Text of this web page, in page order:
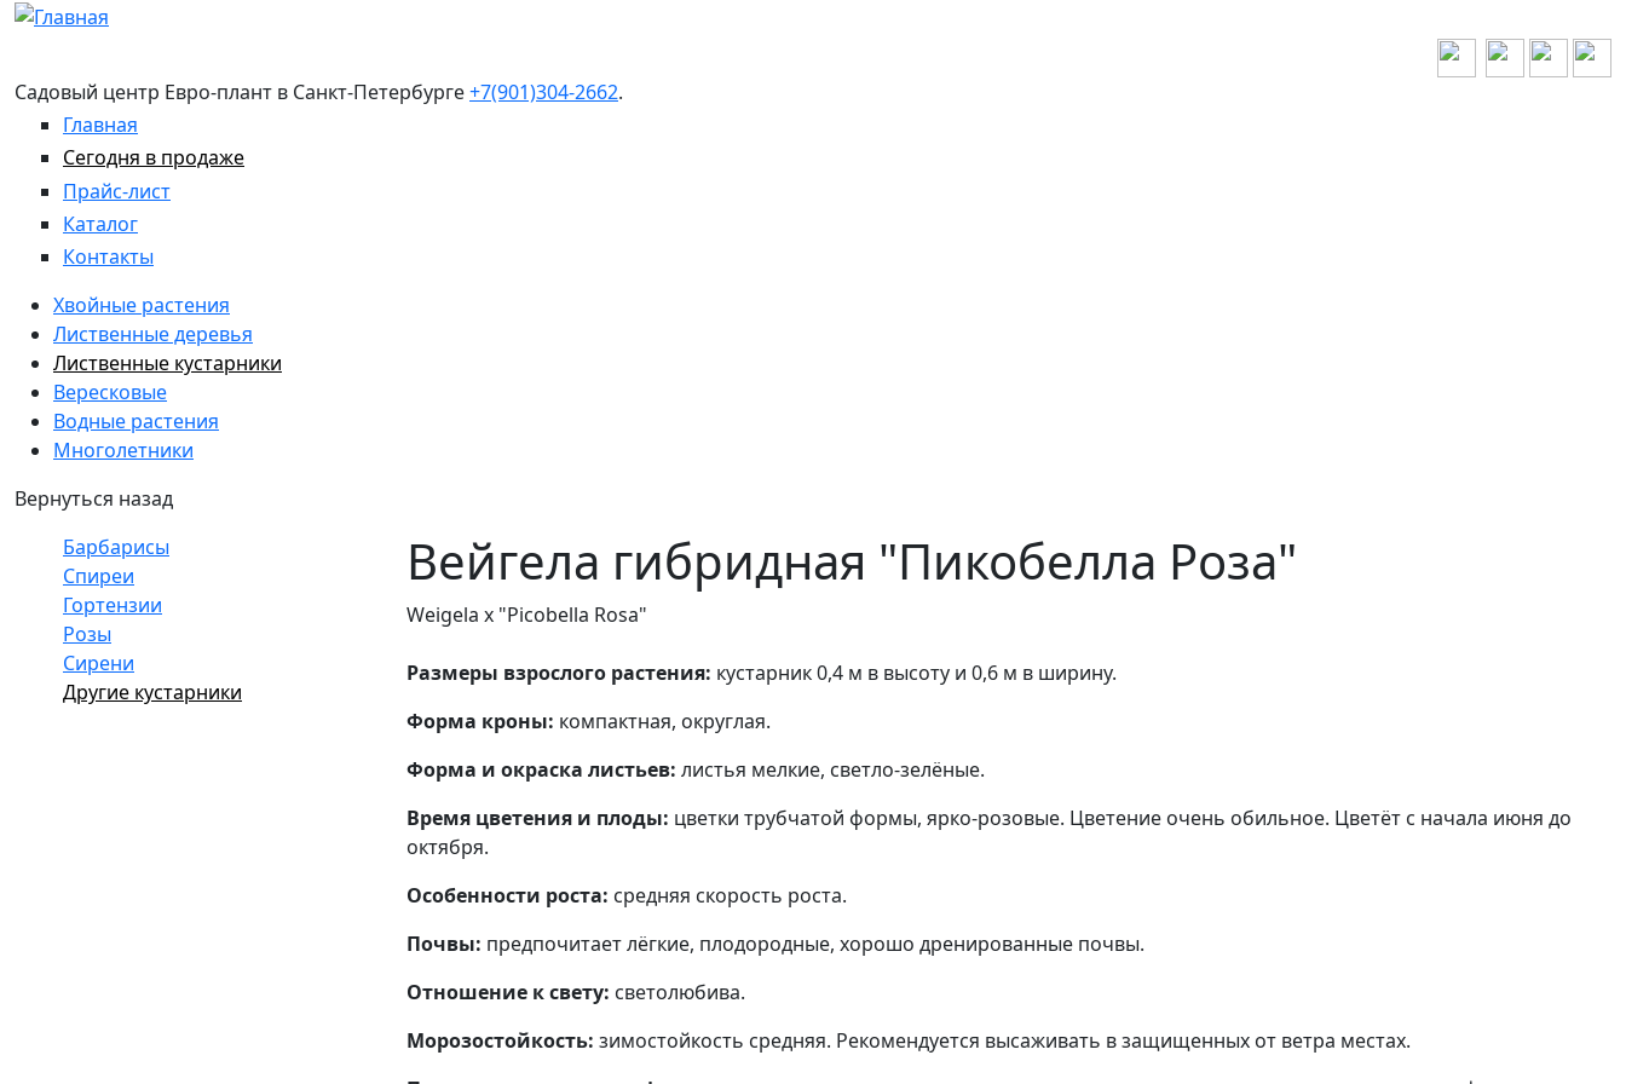
Перейти к основному содержанию
Садовый центр Евро-плант в Санкт-Петербурге+7(901)304-2662.
Главная
Сегодня в продаже
Прайс-лист
Каталог
Контакты
Хвойные растения
Лиственные деревья
Лиственные кустарники
Вересковые
Водные растения
Многолетники
Вернуться назад
Барбарисы
Спиреи
Гортензии
Розы
Сирени
Другие кустарники
Вейгела гибридная "Пикобелла Роза"
Weigela x "Picobella Rosa"
Размеры взрослого растения: кустарник 0,4 м в высоту и 0,6 м в ширину.
Форма кроны: компактная, округлая.
Форма и окраска листьев: листья мелкие, светло-зелёные.
Время цветения и плоды: цветки трубчатой формы, ярко-розовые. Цветение очень обильное. Цветёт с начала июня до
октября.
Особенности роста: средняя скорость роста.
Почвы: предпочитает лёгкие, плодородные, хорошо дренированные почвы.
Отношение к свету: светолюбива.
Морозостойкость: зимостойкость средняя. Рекомендуется высаживать в защищенных от ветра местах.